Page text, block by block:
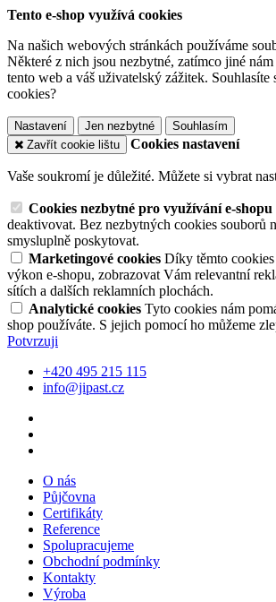
Tento e-shop využívá cookies
Na našich webových stránkách používáme
Některé z nich jsou nezbytné, zatímco jiné
tento web a váš uživatelský zážitek. Souhlasíte
cookies?
Nastavení Jen nezbytné
Souhlasím
Zavřít cookie lištu
Cookies nastavení
Vaše soukromí je důležité. Můžete si vybrat
Cookies nezbytné pro využívání e-shopu
deaktivovat. Bez nezbytných cookies souborů
smysluplně poskytovat.
Marketingové cookies Díky těmto
výkon e-shopu, zobrazovat Vám relevantní
sítích a dalších reklamních plochách.
Analytické cookies Tyto cookies nám
shop používáte. S jejich pomocí ho můžeme
Potvrzuji
+420 495 215 115
info@jipast.cz
O nás
Půjčovna
Certifikáty
Reference
Spolupracujeme
Obchodní podmínky
Kontakty
Výroba